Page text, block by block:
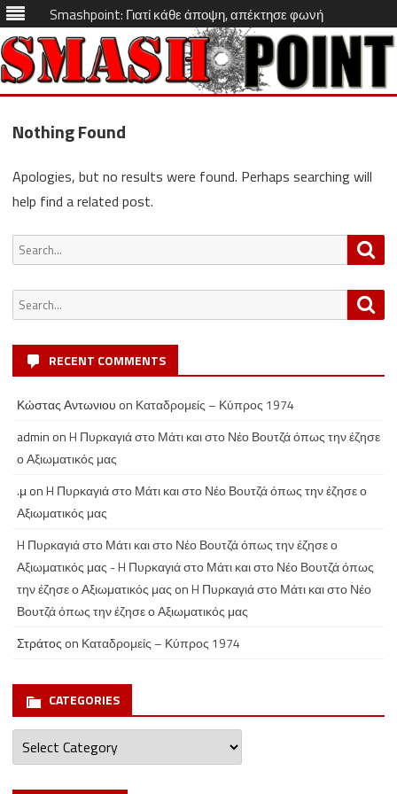
Smashpoint: Γιατί κάθε άποψη, απέκτησε φωνή
Skip
Nothing Found
Apologies, but no results were found. Perhaps searching will
help find a related post.
Search
for:
Search
for:
RECENT COMMENTS
Κώστας Αντωνιου on Καταδρομείς – Κύπρος 1974
admin onH Πυρκαγιά στο Μάτι και στο Νέο Βουτζά όπως την έζησε
ο Αξιωματικός μας
.μ onH Πυρκαγιά στο Μάτι και στο Νέο Βουτζά όπως την έζησε ο
Αξιωματικός μας
H Πυρκαγιά στο Μάτι και στο Νέο Βουτζά όπως την έζησε ο
Αξιωματικός μας - H Πυρκαγιά στο Μάτι και στο Νέο Βουτζά όπως
την έζησε ο Αξιωματικός μας onH Πυρκαγιά στο Μάτι και στο Νέο
Βουτζά όπως την έζησε ο Αξιωματικός μας
Στράτος on Καταδρομείς – Κύπρος 1974
CATEGORIES
Categories